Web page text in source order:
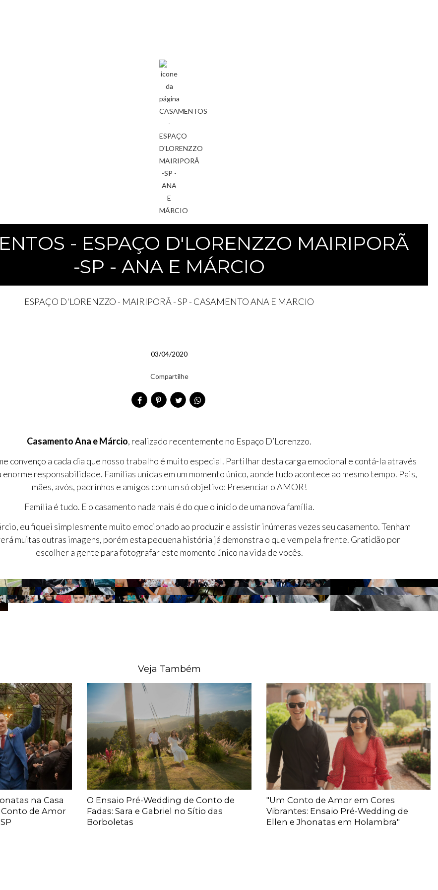
- ESPAÇO D'LORENZZO MAIRIPORÃ
-SP - ANA E MÁRCIO
ESPAÇO D'LORENZZO - MAIRIPORÃ - SP - CASAMENTO ANA E MARCIO
03/04/2020
Compartilhe
Casamento Ana e Márcio, realizado recentemente no Espaço D’Lorenzzo.
convenço a cada dia que nosso trabalho é muito especial. Partilhar desta carga emocional e contá-la através
enorme responsabilidade. Famílias unidas em um momento único, aonde tudo acontece ao mesmo tempo. Pais,
mães, avós, padrinhos e amigos com um só objetivo: Presenciar o AMOR!
Família é tudo. E o casamento nada mais é do que o início de uma nova família.
eu fiquei simplesmente muito emocionado ao produzir e assistir inúmeras vezes seu casamento. Tenham
muitas outras imagens, porém esta pequena história já demonstra o que vem pela frente. Gratidão por
escolher a gente para fotografar este momento único na vida de vocês.
Veja Também
na Casa
de Amor
O Ensaio Pré-Wedding de Conto de
Fadas: Sara e Gabriel no Sítio das
Borboletas
"Um Conto de Amor em Cores
Vibrantes: Ensaio Pré-Wedding de
Ellen e Jhonatas em Holambra"